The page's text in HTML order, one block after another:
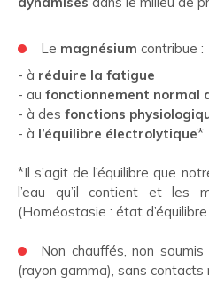
Le magnésium contribue :
- à réduire la fatigue
- au fonctionnement normal
- à des fonctions
- à l’équilibre électrolytique*
*Il s’agit de l’équilibre que
l’eau qu’il contient et les
(Homéostasie : état
Non chauffés, non
(rayon gamma), sans contacts